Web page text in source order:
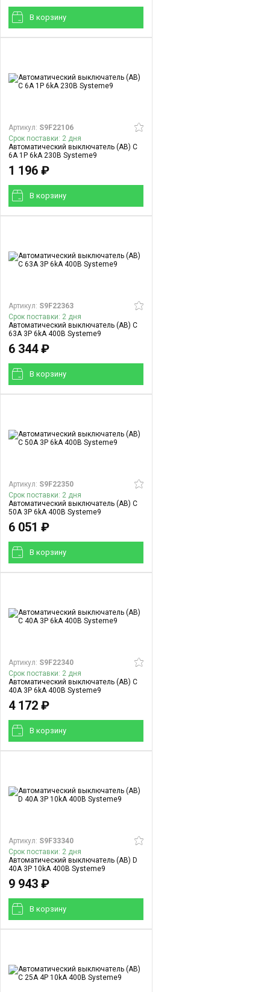
В корзинy
Артикул: S9F22106
Срок поставки: 2 дня
Автоматический выключатель (АВ) C
6A 1P 6kA 230В Systeme9
1 196 ₽
В корзинy
Артикул: S9F22363
Срок поставки: 2 дня
Автоматический выключатель (АВ) C
63A 3P 6kA 400В Systeme9
6 344 ₽
В корзинy
Артикул: S9F22350
Срок поставки: 2 дня
Автоматический выключатель (АВ) C
50A 3P 6kA 400В Systeme9
6 051 ₽
В корзинy
Артикул: S9F22340
Срок поставки: 2 дня
Автоматический выключатель (АВ) C
40A 3P 6kA 400В Systeme9
4 172 ₽
В корзинy
Артикул: S9F33340
Срок поставки: 2 дня
Автоматический выключатель (АВ) D
40A 3P 10kA 400В Systeme9
9 943 ₽
В корзинy